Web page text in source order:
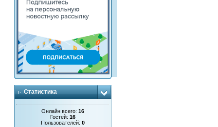
Статистика
Онлайн всего:16
Гостей:16
Пользователей:0